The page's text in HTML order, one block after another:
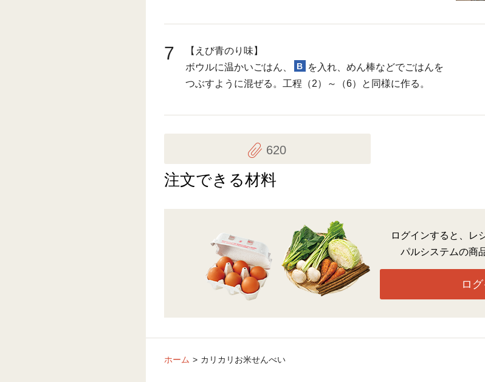
7
【えび青のり味】
ボウルに温かいごはん、
B
を入れ、めん棒などでごはんを
つぶすように混ぜる。工程（2）～（6）と同様に作る。
620
注文できる材料
ログインすると、レ
パルシステムの商
ロ
ホーム カリカリお米せんべい